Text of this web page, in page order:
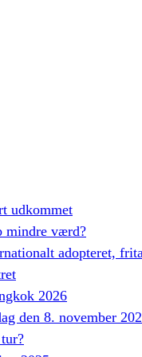
udkommet
mindre værd?
adopteret,
2026
den 8. november